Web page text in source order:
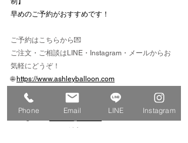
早めのご予約がおすすめです！
ご予約はこちらから💌
ご注文・ご相談はLINE・Instagram・メールからお
気軽にどうぞ！
🌐 https://www.ashleyballoon.com
📞 070-9348-3033
info@ashleyballoon.com
LINE：TOPからも追加できます✨
Phone Email LINE Instagram